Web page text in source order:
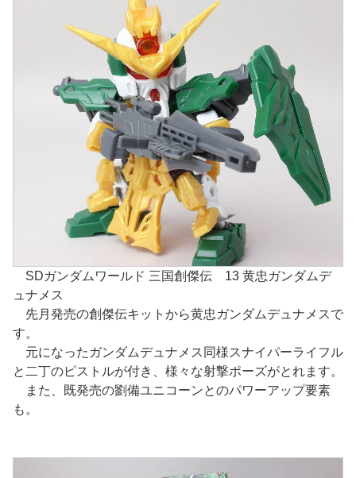
SDガンダムワールド 三国創傑伝 13 黄忠ガンダムデ
ュナメス
先月発売の創傑伝キットから黄忠ガンダムデュナメスで
す。
元になったガンダムデュナメス同様スナイパーライフル
と二丁のピストルが付き、様々な射撃ポーズがとれます。
また、既発売の劉備ユニコーンとのパワーアップ要素
も。